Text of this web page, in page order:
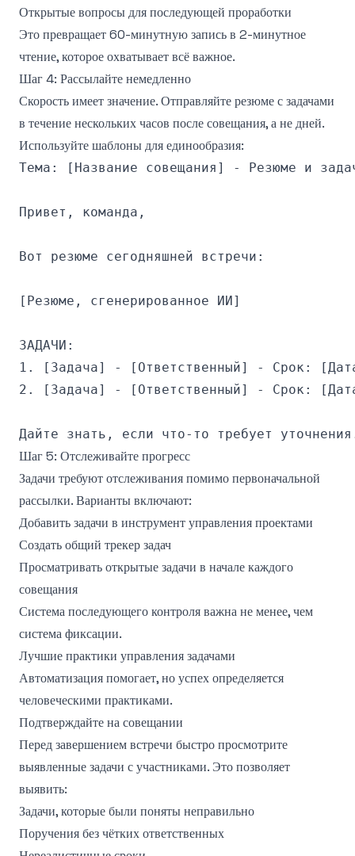
Открытые вопросы для последующей проработки
Это превращает 60-минутную запись в 2-минутное
чтение, которое охватывает всё важное.
Шаг 4: Рассылайте немедленно
Скорость имеет значение. Отправляйте резюме с задачами
в течение нескольких часов после совещания, а не дней.
Используйте шаблоны для единообразия:
Тема: [Название совещания] - Резюме и
Привет, команда,
Вот резюме сегодняшней встречи:
[Резюме, сгенерированное ИИ]
ЗАДАЧИ:
1. [Задача] - [Ответственный] - Срок:
2. [Задача] - [Ответственный] - Срок:
Шаг 5: Отслеживайте прогресс
Задачи требуют отслеживания помимо первоначальной
рассылки. Варианты включают:
Добавить задачи в инструмент управления проектами
Создать общий трекер задач
Просматривать открытые задачи в начале каждого
совещания
Система последующего контроля важна не менее, чем
система фиксации.
Лучшие практики управления задачами
Автоматизация помогает, но успех определяется
человеческими практиками.
Подтверждайте на совещании
Перед завершением встречи быстро просмотрите
выявленные задачи с участниками. Это позволяет
выявить:
Задачи, которые были поняты неправильно
Поручения без чётких ответственных